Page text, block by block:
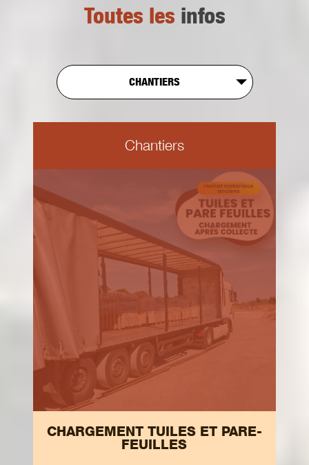
Toutes les infos
CHANTIERS
Chantiers
CHARGEMENT TUILES ET PARE-
FEUILLES